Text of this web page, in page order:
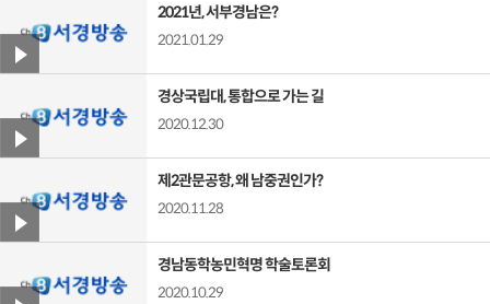
2021년, 서부경남은?
2021.01.29
경상국립대, 통합으로 가는 길
2020.12.30
제2관문공항, 왜 남중권인가?
2020.11.28
경남동학농민혁명 학술토론회
2020.10.29